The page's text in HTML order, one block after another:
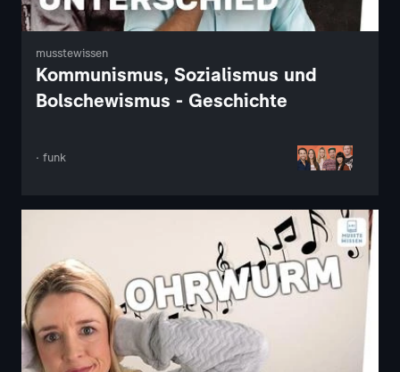
musstewissen
Kommunismus, Sozialismus und
Bolschewismus - Geschichte
· funk